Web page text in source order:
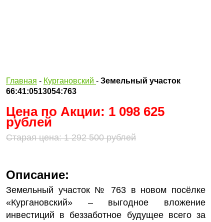
Главная - Кургановский - Земельный участок
66:41:0513054:763
Цена по Акции: 1 098 625
рублей
Старая цена: 1 292 500 рублей
Описание:
Земельный участок № 763 в новом посёлке
«Кургановский» – выгодное вложение
инвестиций в беззаботное будущее всего за